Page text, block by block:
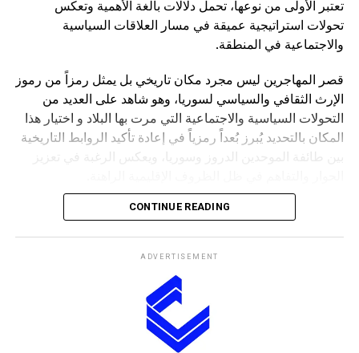
تعتبر الأولى من نوعها، تحمل دلالات بالغة الأهمية وتعكس
تحولات استراتيجية عميقة في مسار العلاقات السياسية
والاجتماعية في المنطقة.
قصر المهاجرين ليس مجرد مكان تاريخي بل يمثل رمزاً من رموز
الإرث الثقافي والسياسي لسوريا، وهو شاهد على العديد من
التحولات السياسية والاجتماعية التي مرت بها البلاد و اختيار هذا
المكان بالتحديد يُبرز بُعداً رمزياً في إعادة تأكيد الروابط التاريخية
بين طائفة الموحدين الدروز وسوريا، ويعكس الرغبة في تعزيز
إن وجود شيخ عقل الطائفة والزعماء السياسيين في هذه الزيارة
على المستويات الدينية، الاجتماعية، والسياسية بحيث تأتي
كبيرة وبالتالي، فهي إشارة واضحة إلى نية القيادة الدرزية في
تعزيز الانفتاح والحوار مع الأطراف المختلفة، مما يمهد الطريق
للتعاون المستقبلي و من خلال هذه الخطوة يظهر رغبة الزعامات
الدرزية في تأكيد وحدة الصف والهوية المشتركة بين أبناء
CONTINUE READING
ADVERTISEMENT